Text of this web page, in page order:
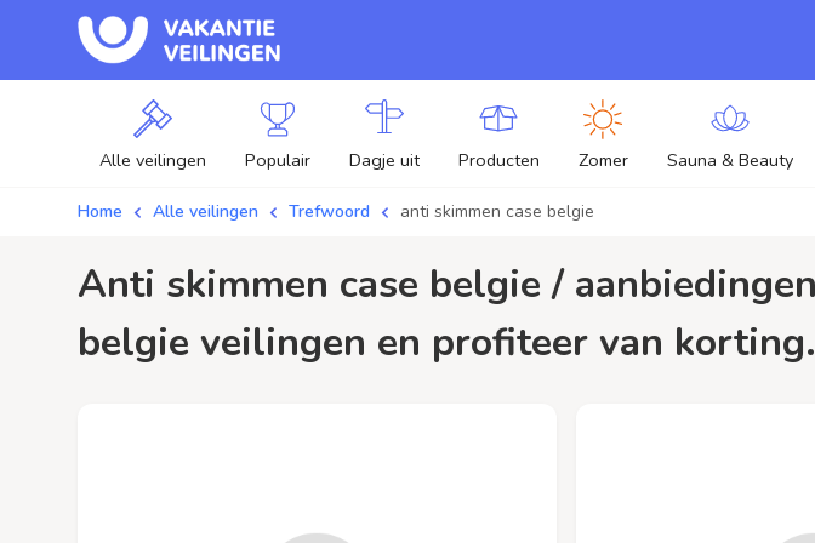
Alle veilingen Populair Dagje uit Producten Zomer Sauna & Beauty
Home Alle veilingen Trefwoord anti skimmen case belgie
anti skimmen case belgie / aanbiedingen - Plaats je bod op anti skimmen case
belgie veilingen en profiteer van korting.